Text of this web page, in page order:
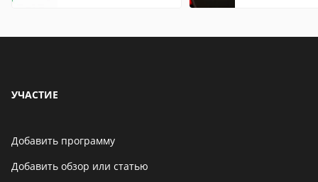
УЧАСТИЕ
Добавить программу
Добавить обзор или статью